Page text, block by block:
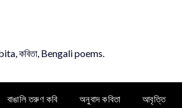
কবিতা, Bengali poems.
বাঙালি তরুণ কবি অনুবাদ কবিতা আবৃত্তি